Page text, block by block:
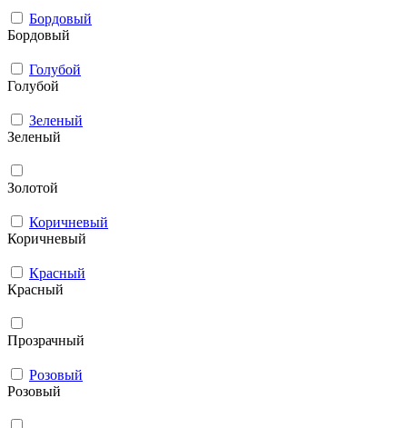
Бордовый
Бордовый
Голубой
Голубой
Зеленый
Зеленый
Золотой
Коричневый
Коричневый
Красный
Красный
Прозрачный
Розовый
Розовый